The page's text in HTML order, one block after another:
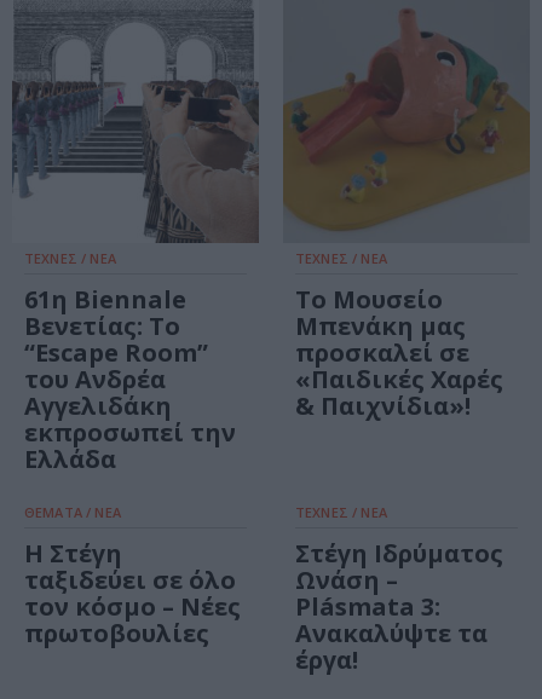
ΤΕΧΝΕΣ / ΝΕΑ
61η Biennale
Βενετίας: Το
“Escape Room”
του Ανδρέα
Αγγελιδάκη
εκπροσωπεί την
Ελλάδα
ΤΕΧΝΕΣ / ΝΕΑ
Το Μουσείο
Μπενάκη μας
προσκαλεί σε
«Παιδικές Χαρές
& Παιχνίδια»!
ΘΕΜΑΤΑ / ΝΕΑ
Η Στέγη
ταξιδεύει σε όλο
τον κόσμο – Νέες
πρωτοβουλίες
ΤΕΧΝΕΣ / ΝΕΑ
Στέγη Ιδρύματος
Ωνάση –
Plásmata 3:
Ανακαλύψτε τα
έργα!